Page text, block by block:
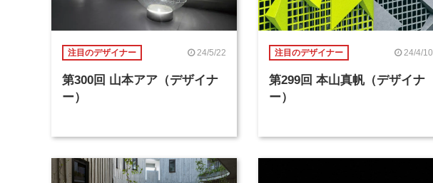
注目のデザイナー 24/5/22
第300回 山本アア（デザイナ
ー）
注目のデザイナー 24/4/10
第299回 本山真帆（デザイナ
ー）